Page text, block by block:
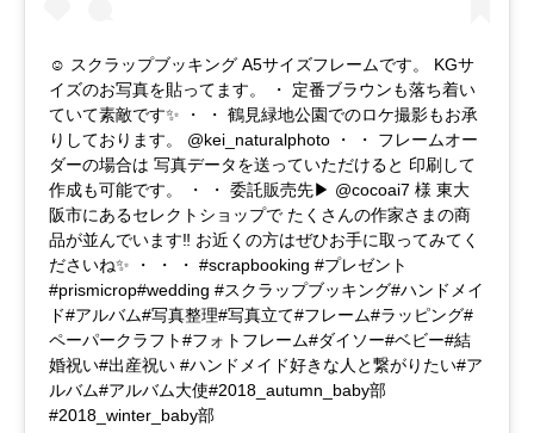
☺︎ スクラップブッキング A5サイズフレームです。 KGサ
イズのお写真を貼ってます。 ・ 定番ブラウンも落ち着い
ていて素敵です✨ ・ ・ 鶴見緑地公園でのロケ撮影もお承
りしております。 @kei_naturalphoto ・ ・ フレームオー
ダーの場合は 写真データを送っていただけると 印刷して
作成も可能です。 ・ ・ 委託販売先▶︎ @cocoai7 様 東大
阪市にあるセレクトショップで たくさんの作家さまの商
品が並んでいます‼︎ お近くの方はぜひお手に取ってみてく
ださいね✨ ・ ・ ・ #scrapbooking #プレゼント
#prismicrop#wedding #スクラップブッキング#ハンドメイ
ド#アルバム#写真整理#写真立て#フレーム#ラッピング#
ペーパークラフト#フォトフレーム#ダイソー#ベビー#結
婚祝い#出産祝い #ハンドメイド好きな人と繋がりたい#ア
ルバム#アルバム大使#2018_autumn_baby部
#2018_winter_baby部